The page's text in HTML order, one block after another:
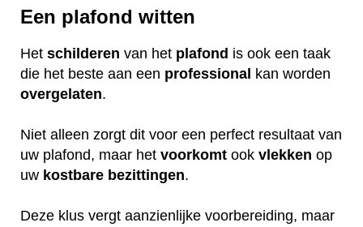
Een plafond witten
Het schilderen van het plafond is ook een taak
die het beste aan een professional kan worden
overgelaten.
Niet alleen zorgt dit voor een perfect resultaat van
uw plafond, maar het voorkomt ook vlekken op
uw kostbare bezittingen.
Deze klus vergt aanzienlijke voorbereiding, maar